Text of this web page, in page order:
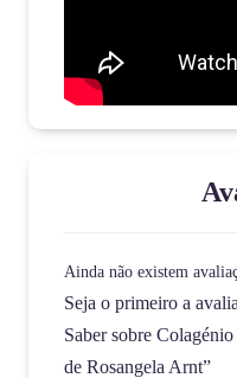
Ainda não existem
Seja o primeiro a
Saber sobre
de Rosangela Arnt”